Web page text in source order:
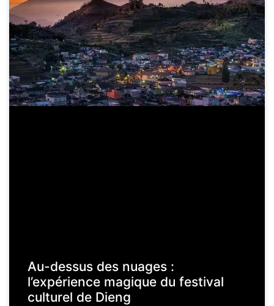
Au-dessus des nuages :
l’expérience magique du festival
culturel de Dieng